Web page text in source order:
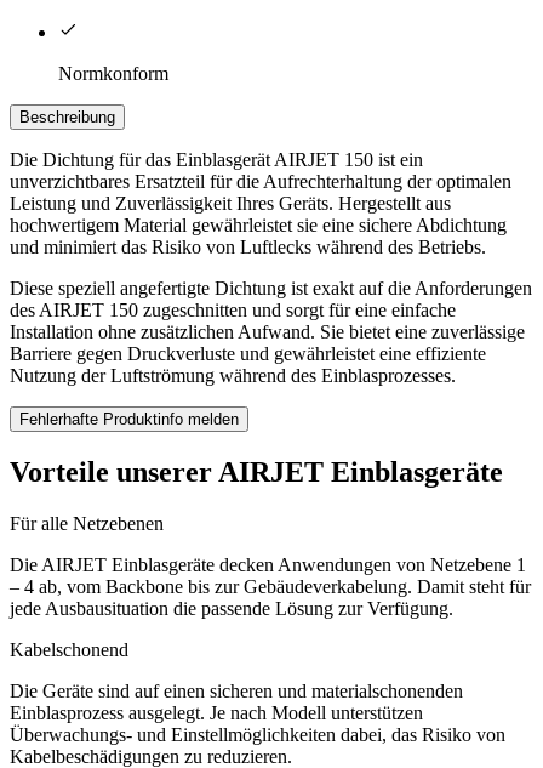
Normkonform
Beschreibung
Die Dichtung für das Einblasgerät AIRJET 150 ist ein
unverzichtbares Ersatzteil für die Aufrechterhaltung der optimalen
Leistung und Zuverlässigkeit Ihres Geräts. Hergestellt aus
hochwertigem Material gewährleistet sie eine sichere Abdichtung
und minimiert das Risiko von Luftlecks während des Betriebs.
Diese speziell angefertigte Dichtung ist exakt auf die Anforderungen
des AIRJET 150 zugeschnitten und sorgt für eine einfache
Installation ohne zusätzlichen Aufwand. Sie bietet eine zuverlässige
Barriere gegen Druckverluste und gewährleistet eine effiziente
Nutzung der Luftströmung während des Einblasprozesses.
Fehlerhafte Produktinfo melden
Vorteile unserer AIRJET Einblasgeräte
Für alle Netzebenen
Die AIRJET Einblasgeräte decken Anwendungen von Netzebene 1
– 4 ab, vom Backbone bis zur Gebäudeverkabelung. Damit steht für
jede Ausbausituation die passende Lösung zur Verfügung.
Kabelschonend
Die Geräte sind auf einen sicheren und materialschonenden
Einblasprozess ausgelegt. Je nach Modell unterstützen
Überwachungs- und Einstellmöglichkeiten dabei, das Risiko von
Kabelbeschädigungen zu reduzieren.